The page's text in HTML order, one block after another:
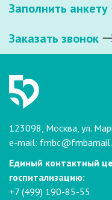
Заполнить анкету
Заказать звонок
123098, Москва, ул.
e-mail:
Единый контактный
госпитализацию:
+7 (499) 190-85-55